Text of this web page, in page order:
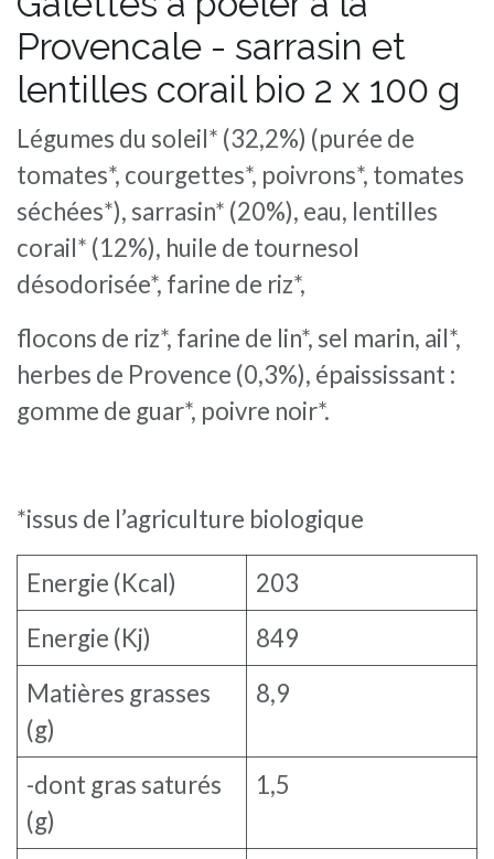
Provencale - sarrasin et
lentilles corail bio 2 x 100 g
Légumes du soleil* (32,2%) (purée de
tomates*, courgettes*, poivrons*, tomates
séchées*), sarrasin* (20%), eau, lentilles
corail* (12%), huile de tournesol
désodorisée*, farine de riz*,
flocons de riz*, farine de lin*, sel marin, ail*,
herbes de Provence (0,3%), épaississant :
gomme de guar*, poivre noir*.
*issus de l’agriculture biologique
Energie (Kcal)
203
Energie (Kj)
849
Matières grasses
(g)
8,9
-dont gras saturés
(g)
1,5